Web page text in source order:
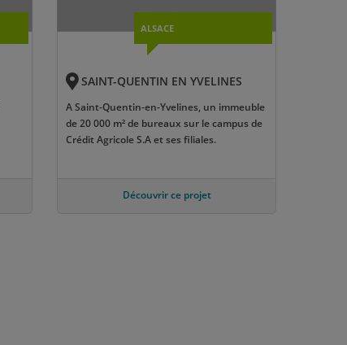
ALSACE
SAINT-QUENTIN EN YVELINES
A Saint-Quentin-en-Yvelines, un immeuble
de 20 000 m² de bureaux sur le campus de
Crédit Agricole S.A et ses filiales.
Découvrir ce projet